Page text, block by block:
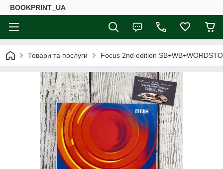
BOOKPRINT_UA
Товари та послуги Focus 2nd edition